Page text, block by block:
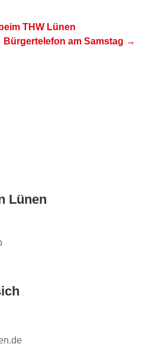
THW Lünen
Bürgertelefon am Samstag →
Lünen